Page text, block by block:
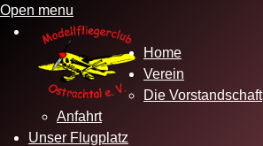
Open menu
Home
Verein
Die Vorstandschaft
Anfahrt
Unser Flugplatz